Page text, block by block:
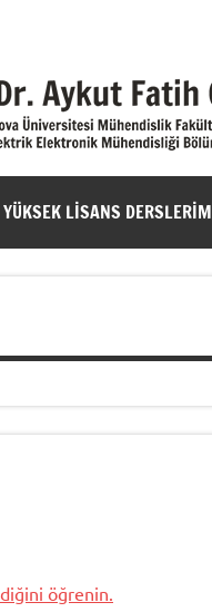
YÜKSEK LISANS DERSLERIM
öğrenin.